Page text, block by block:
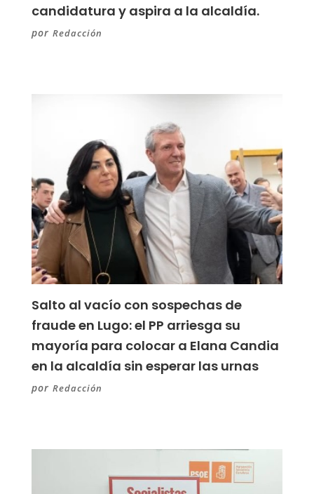
candidatura y aspira a la alcaldía.
por Redacción
Salto al vacío con sospechas de
fraude en Lugo: el PP arriesga su
mayoría para colocar a Elana Candia
en la alcaldía sin esperar las urnas
por Redacción